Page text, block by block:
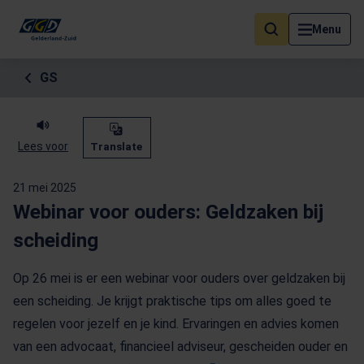
Menu
Als de resultaten voor automatisch aanvullen beschikbaar zijn,
GS
Lees voor Translate
21 mei 2025
Webinar voor ouders: Geldzaken bij
scheiding
Op 26 mei is er een webinar voor ouders over geldzaken bij
een scheiding. Je krijgt praktische tips om alles goed te
regelen voor jezelf en je kind. Ervaringen en advies komen
van een advocaat, financieel adviseur, gescheiden ouder en